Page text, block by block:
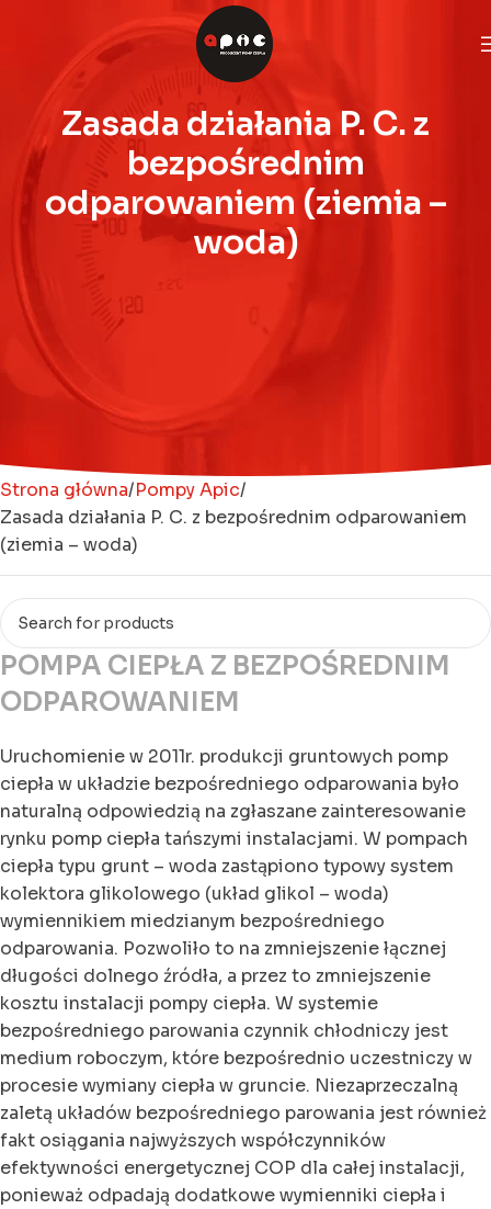
Zasada działania P. C. z
bezpośrednim
odparowaniem (ziemia –
woda)
Strona główna Pompy Apic
Zasada działania P. C. z bezpośrednim odparowaniem
(ziemia – woda)
POMPA CIEPŁA Z BEZPOŚREDNIM
ODPAROWANIEM
Uruchomienie w 2011r. produkcji gruntowych pomp
ciepła w układzie bezpośredniego odparowania było
naturalną odpowiedzią na zgłaszane zainteresowanie
rynku pomp ciepła tańszymi instalacjami. W pompach
ciepła typu grunt – woda zastąpiono typowy system
kolektora glikolowego (układ glikol – woda)
wymiennikiem miedzianym bezpośredniego
odparowania. Pozwoliło to na zmniejszenie łącznej
długości dolnego źródła, a przez to zmniejszenie
kosztu instalacji pompy ciepła. W systemie
bezpośredniego parowania czynnik chłodniczy jest
medium roboczym, które bezpośrednio uczestniczy w
procesie wymiany ciepła w gruncie. Niezaprzeczalną
zaletą układów bezpośredniego parowania jest również
fakt osiągania najwyższych współczynników
efektywności energetycznej COP dla całej instalacji,
ponieważ odpadają dodatkowe wymienniki ciepła i